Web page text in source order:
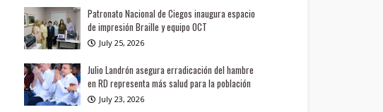
Patronato Nacional de Ciegos inaugura espacio
de impresión Braille y equipo OCT
July 25, 2026
Julio Landrón asegura erradicación del hambre
en RD representa más salud para la población
July 23, 2026